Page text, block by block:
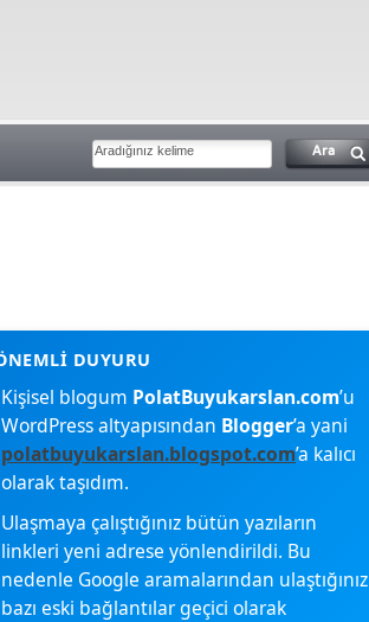
Kişisel blogum PolatBuyukarslan.com’u
WordPress altyapısından Blogger’a yani
polatbuyukarslan.blogspot.com’a kalıcı
olarak taşıdım.
Ulaşmaya çalıştığınız bütün yazıların
linkleri yeni adrese yönlendirildi. Bu
nedenle Google aramalarından ulaştığınız
bazı eski bağlantılar geçici olarak